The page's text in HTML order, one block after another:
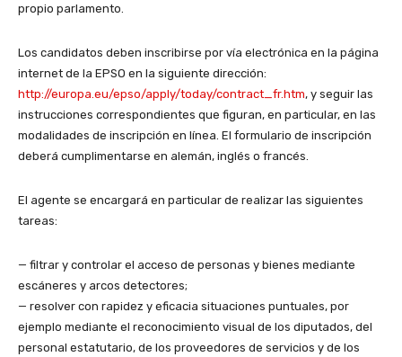
propio parlamento.
Los candidatos deben inscribirse por vía electrónica en la página
internet de la EPSO en la siguiente dirección:
http://europa.eu/epso/apply/today/contract_fr.htm, y seguir las
instrucciones correspondientes que figuran, en particular, en las
modalidades de inscripción en línea. El formulario de inscripción
deberá cumplimentarse en alemán, inglés o francés.
El agente se encargará en particular de realizar las siguientes
tareas:
— filtrar y controlar el acceso de personas y bienes mediante
escáneres y arcos detectores;
— resolver con rapidez y eficacia situaciones puntuales, por
ejemplo mediante el reconocimiento visual de los diputados, del
personal estatutario, de los proveedores de servicios y de los